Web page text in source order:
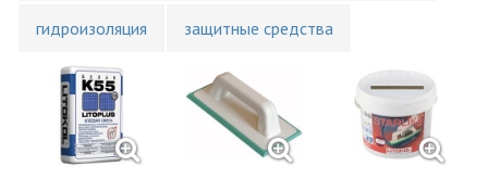
гидроизоляция защитные средства